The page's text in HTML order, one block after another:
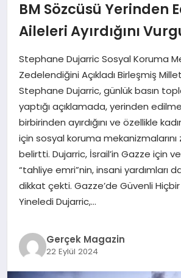
SAĞLIK
SIYASET
EKONOMI
DÜNYA
BM Sözcüsü Yerinden
Aileleri Ayırdığını
Stephane Dujarric Sosyal Koruma
Zedelendiğini Açıkladı Birleşmiş
Stephane Dujarric, günlük basın
yaptığı açıklamada, yerinden
birbirinden ayırdığını ve özellikle
için sosyal koruma
belirtti. Dujarric, İsrail’in Gazze için
“tahliye emri”nin, insani yardımları
dikkat çekti. Gazze’de Güvenli Hiçbir
Yineledi Dujarric,…
Gerçek Magazin
22 Eylül 2024